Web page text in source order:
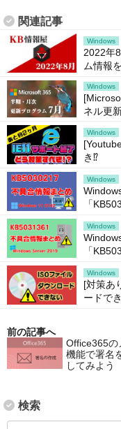
関連記事
Windows
2022年
ム情報
Windows
ネル更
Windows
き⁉
Windows
「
Windows
「
Windows
[対策あ
ードで
前の記事へ
Office365の
機能で署名
してみよう
検索